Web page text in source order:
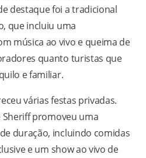
destaque foi a tradicional
que incluiu uma
música ao vivo e queima de
quanto turistas que
e familiar.
várias festas privadas.
promoveu uma
duração, incluindo comidas
e um show ao vivo de